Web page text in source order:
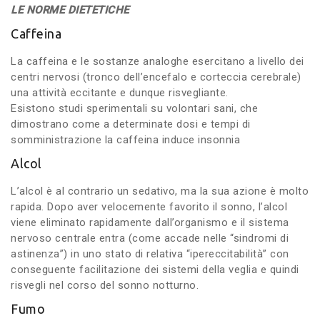
LE NORME DIETETICHE
Caffeina
La caffeina e le sostanze analoghe esercitano a livello dei
centri nervosi (tronco dell’encefalo e corteccia cerebrale)
una attività eccitante e dunque risvegliante.
Esistono studi sperimentali su volontari sani, che
dimostrano come a determinate dosi e tempi di
somministrazione la caffeina induce insonnia
Alcol
L’alcol è al contrario un sedativo, ma la sua azione è molto
rapida. Dopo aver velocemente favorito il sonno, l’alcol
viene eliminato rapidamente dall’organismo e il sistema
nervoso centrale entra (come accade nelle “sindromi di
astinenza”) in uno stato di relativa “ipereccitabilità” con
conseguente facilitazione dei sistemi della veglia e quindi
risvegli nel corso del sonno notturno.
Fumo